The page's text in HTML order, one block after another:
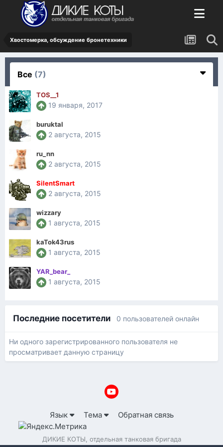
Хвостомерка, обсуждение бронетехники
Все (7)
TOS__1
19 января, 2017
buruktal
2 августа, 2015
ru_nn
2 августа, 2015
SilentSmart
2 августа, 2015
wizzary
1 августа, 2015
kaTok43rus
1 августа, 2015
YAR_bear_
1 августа, 2015
Последние посетители 0 пользователей онлайн
Ни одного зарегистрированного пользователя не
просматривает данную страницу
Язык Тема Обратная связь
ДИКИЕ КОТЫ, отдельная танковая бригада